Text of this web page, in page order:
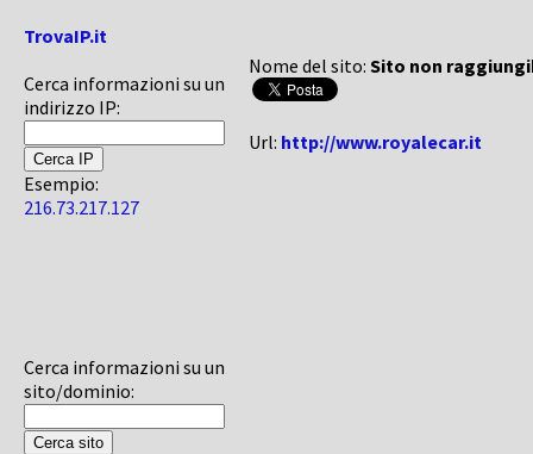
TrovaIP.it
Cerca informazioni su un
indirizzo IP:
Esempio:
216.73.217.127
Cerca informazioni su un
sito/dominio:
Nome del sito: Sito non
Url: http://www.royalecar.it